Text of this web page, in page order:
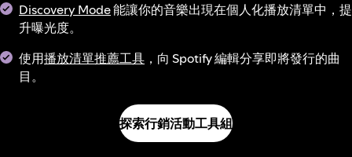
Discovery Mode能讓你的音樂出現在個人化播放清單中，提
升曝光度。
使用播放清單推薦工具 ，向 Spotify 編輯分享即將發行的曲
目。
探索行銷活動工具組